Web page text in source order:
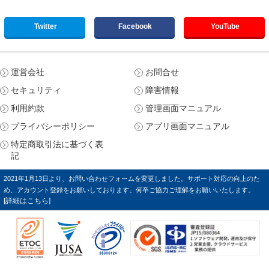
Twitter Facebook YouTube
運営会社
セキュリティ
利用約款
プライバシーポリシー
特定商取引法に基づく表
記
お問合せ
障害情報
管理画面マニュアル
アプリ画面マニュアル
2021年1月13日より、お問い合わせフォームを変更しました。サポート対応の向上のた
め、アカウント登録をお願いしております。何卒ご協力ご理解をお願いいたします。
[詳細はこちら]